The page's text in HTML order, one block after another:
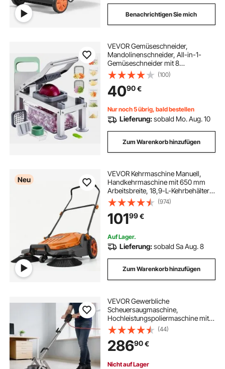
Benachrichtigen Sie mich
VEVOR Gemüseschneider,
Mandolinenschneider, All-in-1-
Gemüseschneider mit 8
Edelstahlklingen, Käsereibe,
Zwiebel- & Kartoffelsalatschneider
mit Behälter, Küchenhelfer &
wichtige Haushaltsgeräte
(100)
4090€
Nur noch 5 übrig, bald bestellen
Lieferung:sobald Mo. Aug. 10
Zum Warenkorb hinzufügen
Neu
VEVOR Kehrmaschine Manuell,
Handkehrmaschine mit 650 mm
Arbeitsbreite, 18,9-L-Kehrbehälter &
Verstellbarem Klappgriff,
Bodenreinigungsmaschine für
Höfe, Gehwege, Terrassen &
Garagen – Orange
(974)
10199€
Auf Lager.
Lieferung:sobald Sa Aug. 8
Zum Warenkorb hinzufügen
VEVOR Gewerbliche
Scheuersaugmaschine,
Hochleistungspoliermaschine mit 2
Rädern, Elektrische
Teppichpoliermaschine,
Bodenreinigungsmaschine max.
1900 U/min & 13 m Kabel & 3 Pads &
3 Bürsten
(44)
28690€
Nicht auf Lager